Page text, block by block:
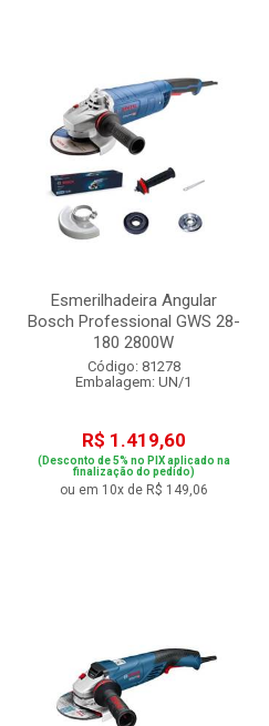
Esmerilhadeira Angular
Bosch Professional GWS 28-
180 2800W
Código: 81278
Embalagem: UN/1
R$ 1.419,60
(Desconto de 5% no PIX aplicado na
finalização do pedido)
ou em 10x de R$ 149,06